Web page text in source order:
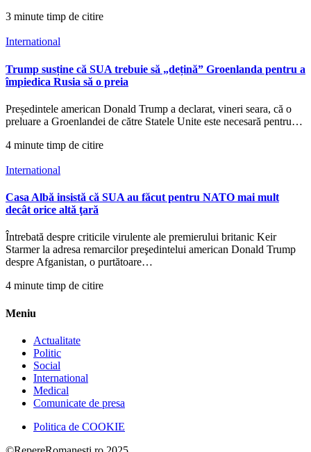
3 minute timp de citire
International
Trump susține că SUA trebuie să „dețină” Groenlanda pentru a
împiedica Rusia să o preia
Președintele american Donald Trump a declarat, vineri seara, că o
preluare a Groenlandei de către Statele Unite este necesară pentru…
4 minute timp de citire
International
Casa Albă insistă că SUA au făcut pentru NATO mai mult
decât orice altă ţară
Întrebată despre criticile virulente ale premierului britanic Keir
Starmer la adresa remarcilor preşedintelui american Donald Trump
despre Afganistan, o purtătoare…
4 minute timp de citire
Meniu
Actualitate
Politic
Social
International
Medical
Comunicate de presa
Politica de COOKIE